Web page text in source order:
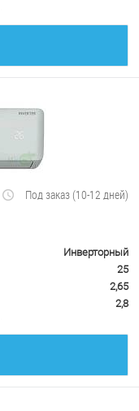
Под заказ (10-12 дней)
Инверторный
25
2,65
2,8